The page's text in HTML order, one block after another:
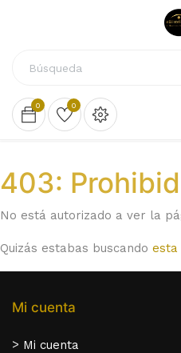
0 0
403:
No está autorizado a ver la
Quizás estabas buscando esta
Mi cuenta
> Mi cuenta